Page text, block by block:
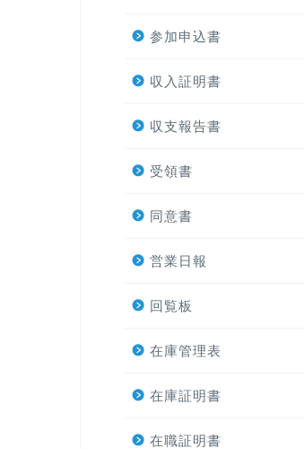
参加申込書
収入証明書
収支報告書
受領書
同意書
営業日報
回覧板
在庫管理表
在庫証明書
在職証明書